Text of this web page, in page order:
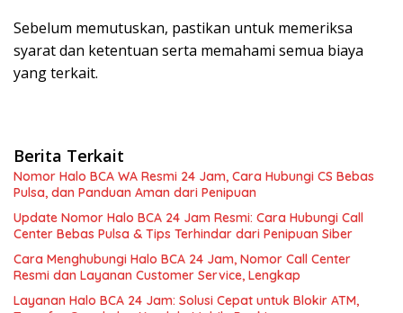
Sebelum memutuskan, pastikan untuk memeriksa
syarat dan ketentuan serta memahami semua biaya
yang terkait.
Berita Terkait
Nomor Halo BCA WA Resmi 24 Jam, Cara Hubungi CS Bebas
Pulsa, dan Panduan Aman dari Penipuan
Update Nomor Halo BCA 24 Jam Resmi: Cara Hubungi Call
Center Bebas Pulsa & Tips Terhindar dari Penipuan Siber
Cara Menghubungi Halo BCA 24 Jam, Nomor Call Center
Resmi dan Layanan Customer Service, Lengkap
Layanan Halo BCA 24 Jam: Solusi Cepat untuk Blokir ATM,